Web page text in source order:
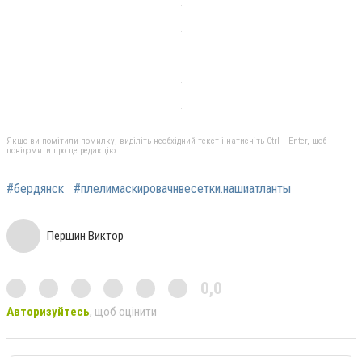
Якщо ви помітили помилку, виділіть необхідний текст і натисніть Ctrl + Enter, щоб
повідомити про це редакцію
#бердянск #плелимаскировачнвесетки.нашиатланты
Першин Виктор
0,0
Авторизуйтесь, щоб оцінити